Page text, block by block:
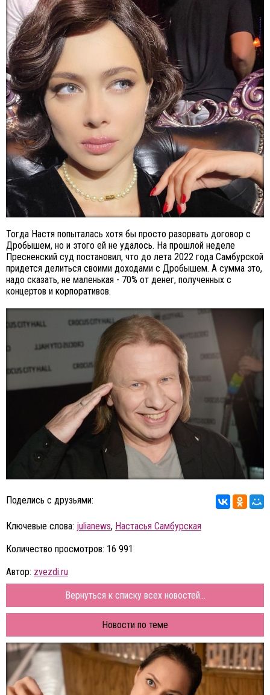
Тогда Настя попыталась хотя бы просто разорвать договор с
Дробышем, но и этого ей не удалось. На прошлой неделе
Пресненский суд постановил, что до лета 2022 года Самбурской
придется делиться своими доходами с Дробышем. А сумма это,
надо сказать, не маленькая - 70% от денег, полученных с
концертов и корпоративов.
Поделись с друзьями:
Ключевые слова: julianews, Настасья Самбурская
Количество просмотров: 16 991
Автор: zvezdi.ru
Вернуться к списку всех новостей...
Новости по теме